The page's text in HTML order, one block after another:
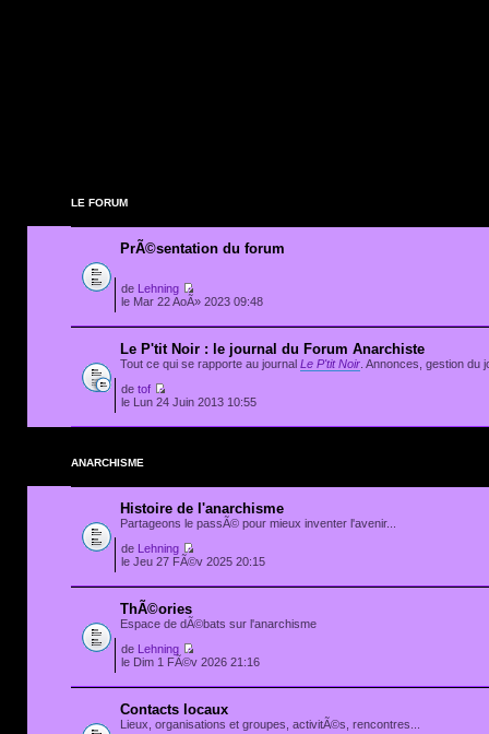
LE FORUM
PrÃ©sentation du forum
de
Lehning
le Mar 22 AoÃ» 2023 09:48
Le P'tit Noir : le journal du Forum Anarchiste
Tout ce qui se rapporte au journal Le P'tit Noir . Annonces, gestion du
de tof
le Lun 24 Juin 2013 10:55
ANARCHISME
Histoire de l'anarchisme
Partageons le passÃ© pour mieux inventer l'avenir...
de
Lehning
le Jeu 27 FÃ©v 2025 20:15
ThÃ©ories
Espace de dÃ©bats sur l'anarchisme
de
Lehning
le Dim 1 FÃ©v 2026 21:16
Contacts locaux
Lieux, organisations et groupes, activitÃ©s, rencontres...